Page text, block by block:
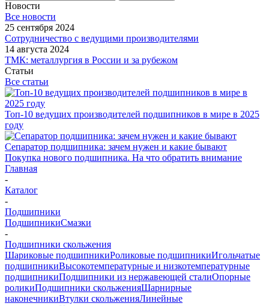
Новости
Все новости
25 сентября 2024
Сотрудничество с ведущими производителями
14 августа 2024
ТМК: металлургия в России и за рубежом
Статьи
Все статьи
Топ-10 ведущих производителей подшипников в мире в 2025
году
Сепаратор подшипника: зачем нужен и какие бывают
Покупка нового подшипника. На что обратить внимание
Главная
-
Каталог
-
Подшипники
ПодшипникиСмазки
-
Подшипники скольжения
Шариковые подшипникиРоликовые подшипникиИгольчатые
подшипникиВысокотемпературные и низкотемпературные
подшипникиПодшипники из нержавеющей сталиОпорные
роликиПодшипники скольженияШарнирные
наконечникиВтулки скольженияЛинейные